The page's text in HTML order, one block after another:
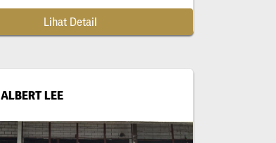
Lihat Detail
ALBERT LEE